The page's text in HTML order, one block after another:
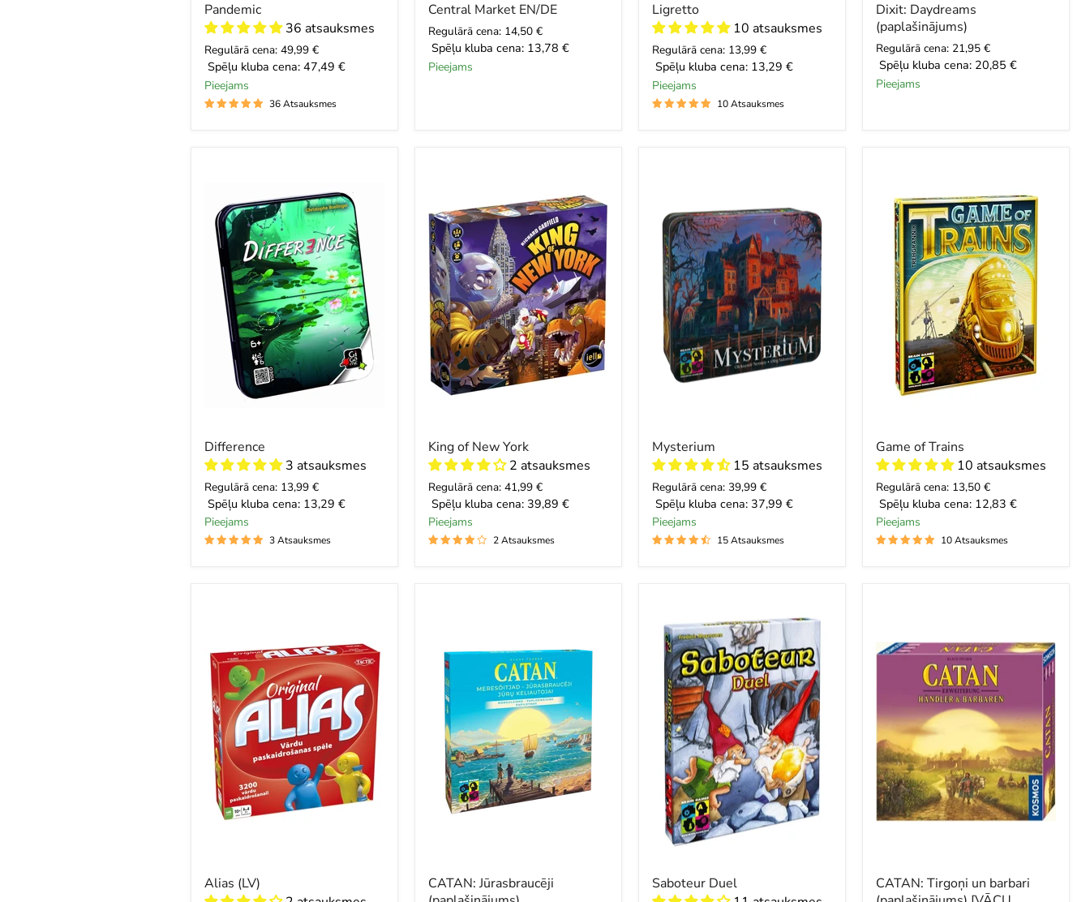
Pandemic
36 atsauksmes
Regulārā cena: 49,99 €
Spēļu kluba cena: 47,49 €
Pieejams
36 Atsauksmes
Central Market EN/DE
Regulārā cena: 14,50 €
Spēļu kluba cena: 13,78 €
Pieejams
Ligretto
10 atsauksmes
Regulārā cena: 13,99 €
Spēļu kluba cena: 13,29 €
Pieejams
10 Atsauksmes
Dixit: Daydreams
(paplašinājums)
Regulārā cena: 21,95 €
Spēļu kluba cena: 20,85 €
Pieejams
Difference
3 atsauksmes
Regulārā cena: 13,99 €
Spēļu kluba cena: 13,29 €
Pieejams
3 Atsauksmes
York
King of New York
2 atsauksmes
Regulārā cena: 41,99 €
Spēļu kluba cena: 39,89 €
Pieejams
2 Atsauksmes
Mysterium
15 atsauksmes
Regulārā cena: 39,99 €
Spēļu kluba cena: 37,99 €
Pieejams
15 Atsauksmes
Trains
Game of Trains
10 atsauksmes
Regulārā cena: 13,50 €
Spēļu kluba cena: 12,83 €
Pieejams
10 Atsauksmes
Alias (LV)
CATAN: Jūrasbraucēji
Saboteur Duel
barbari
(paplašinājums)
VALODĀ]
CATAN: Tirgoņi un barbari